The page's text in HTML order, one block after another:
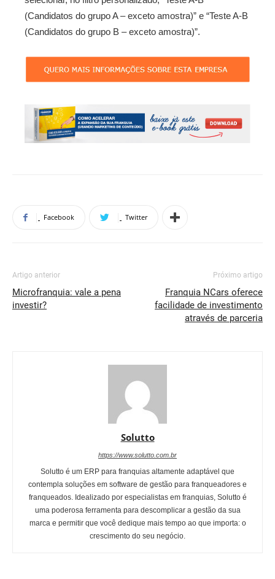
(Candidatos do grupo A – exceto amostra)” e “Teste A-B
(Candidatos do grupo B – exceto amostra)”.
Facebook Twitter
Artigo anterior
Microfranquia: vale a pena
investir?
Próximo artigo
Franquia NCars oferece
facilidade de investimento
através de parceria
Solutto
https://www.solutto.com.br
Solutto é um ERP para franquias altamente adaptável que
contempla soluções em software de gestão para franqueadores e
franqueados. Idealizado por especialistas em franquias, Solutto é
uma poderosa ferramenta para descomplicar a gestão da sua
marca e permitir que você dedique mais tempo ao que importa: o
crescimento do seu negócio.